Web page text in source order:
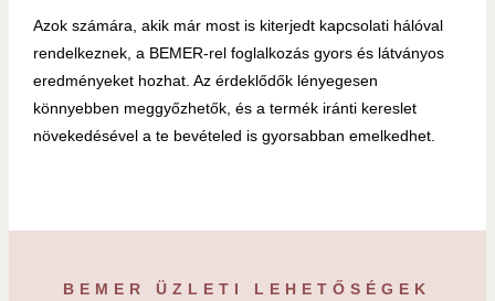
Azok számára, akik már most is kiterjedt kapcsolati hálóval
rendelkeznek, a BEMER-rel foglalkozás gyors és látványos
eredményeket hozhat. Az érdeklődők lényegesen
könnyebben meggyőzhetők, és a termék iránti kereslet
növekedésével a te bevételed is gyorsabban emelkedhet.
BEMER ÜZLETI LEHETŐSÉGEK